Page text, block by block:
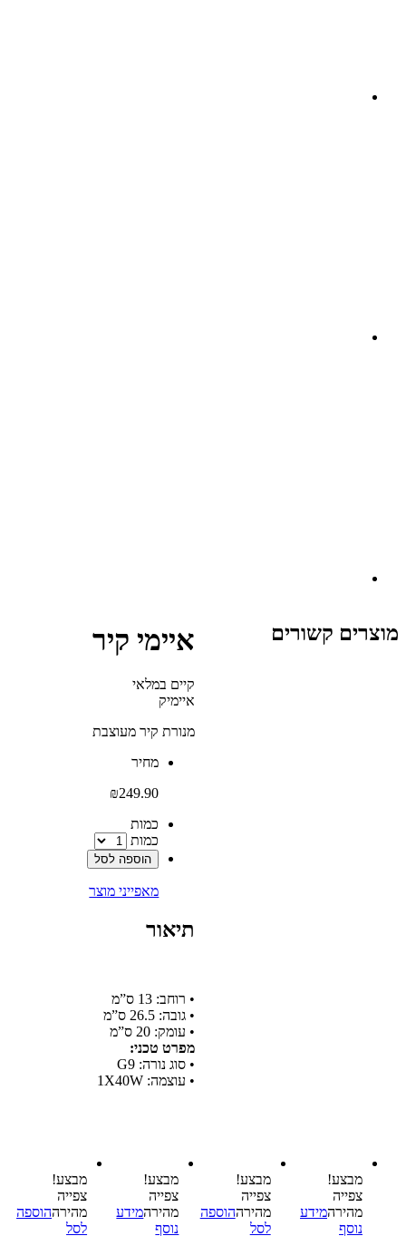
איימי קיר
קיים במלאי‬
מנורת קיר מעוצבת
₪
‫כמות‬
הוספה לסל
מאפייני מוצר
תיאור
• עומק: 20 ס”מ
מפרט טכני:
• סוג נורה: G9
• עוצמה: 1X40W
קשורים
מידע
‫מהירה‬
הוספה
‫מהירה‬
מידע
‫מהירה‬
הוספה